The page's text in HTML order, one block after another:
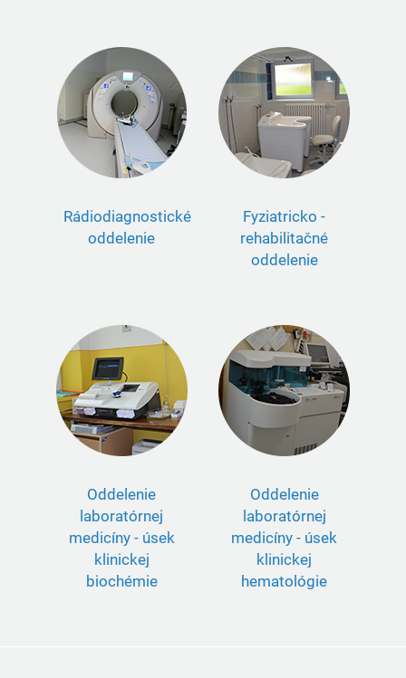
Rádiodiagnostické
oddelenie
Fyziatricko -
rehabilitačné
oddelenie
Oddelenie
laboratórnej
medicíny - úsek
klinickej
biochémie
Oddelenie
laboratórnej
medicíny - úsek
klinickej
hematológie